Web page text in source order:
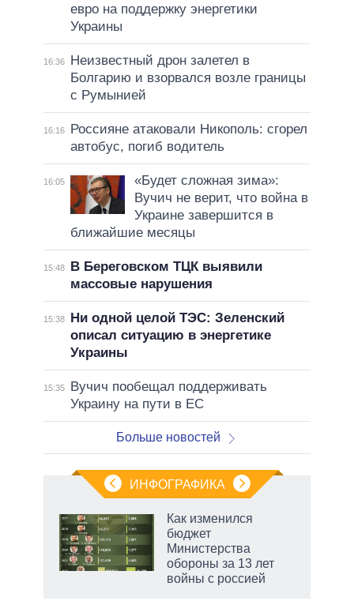
евро на поддержку энергетики
Украины
16:36
Неизвестный дрон залетел в
Болгарию и взорвался возле границы
с Румынией
16:16
Россияне атаковали Никополь: сгорел
автобус, погиб водитель
16:05
«Будет сложная зима»:
Вучич не верит, что война в
Украине завершится в
ближайшие месяцы
15:48
В Береговском ТЦК выявили
массовые нарушения
15:38
Ни одной целой ТЭС: Зеленский
описал ситуацию в энергетике
Украины
15:35
Вучич пообещал поддерживать
Украину на пути в ЕС
Больше новостей
ИНФОГРАФИКА
Как изменился
бюджет
Министерства
обороны за 13 лет
войны с россией